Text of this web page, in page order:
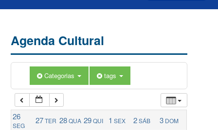
Agenda Cultural
Categorias tags
26
SEG
27TER 28QUA 29QUI 1 SEX 2SÁB 3 DOM